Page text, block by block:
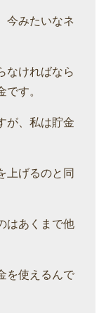
今みたいなネ
なければなら
す。
が、私は貯金
上げるのと同
はあくまで他
を使えるんで